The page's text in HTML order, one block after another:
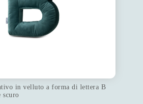
in velluto a forma di lettera B
scuro